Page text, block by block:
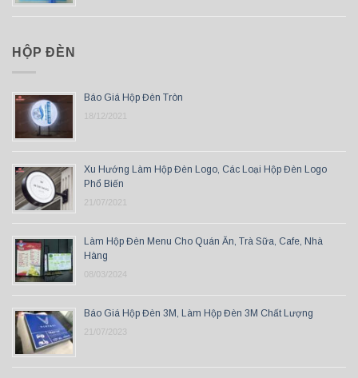
HỘP ĐÈN
Báo Giá Hộp Đèn Tròn
18/12/2021
Xu Hướng Làm Hộp Đèn Logo, Các Loại Hộp Đèn Logo
Phổ Biến
21/07/2021
Làm Hộp Đèn Menu Cho Quán Ăn, Trà Sữa, Cafe, Nhà
Hàng
08/03/2024
Báo Giá Hộp Đèn 3M, Làm Hộp Đèn 3M Chất Lượng
21/07/2023